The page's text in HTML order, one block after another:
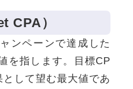
CPA）
ンペーンで達成した
を指します。目標CP
して望む最大値であ